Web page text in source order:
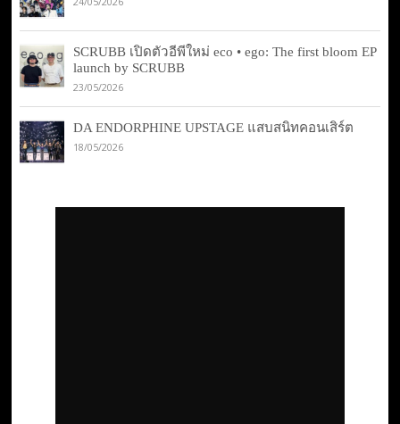
SCRUBB เปิดตัวอีพีใหม่ eco • ego: The first bloom EP
launch by SCRUBB
23/05/2026
DA ENDORPHINE UPSTAGE แสบสนิทคอนเสิร์ต
18/05/2026